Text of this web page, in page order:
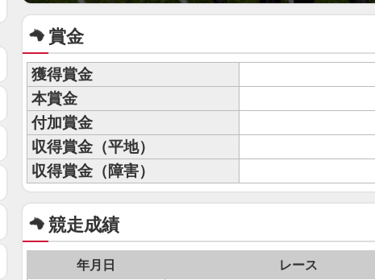
賞金
獲得賞金
本賞金
付加賞金
収得賞金（平地）
収得賞金（障害）
競走成績
年月日 レース